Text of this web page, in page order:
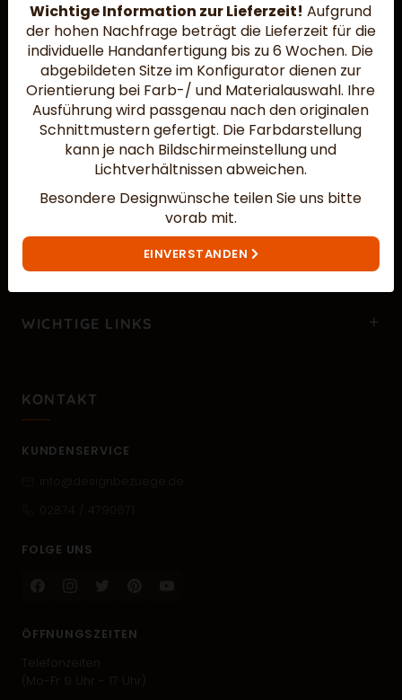
Wichtige Information zur Lieferzeit! Aufgrund
der hohen Nachfrage beträgt die Lieferzeit für die
individuelle Handanfertigung bis zu 6 Wochen. Die
abgebildeten Sitze im Konfigurator dienen zur
Orientierung bei Farb-/ und Materialauswahl. Ihre
Ausführung wird passgenau nach den originalen
Schnittmustern gefertigt. Die Farbdarstellung
kann je nach Bildschirmeinstellung und
Lichtverhältnissen abweichen.
Besondere Designwünsche teilen Sie uns bitte
vorab mit.
EINVERSTANDEN
Widerruf absenden
MEHR ÜBER UNS…
WICHTIGE LINKS
KONTAKT
KUNDENSERVICE
FOLGE UNS
ÖFFNUNGSZEITEN
Telefonzeiten
(Mo-Fr 9 Uhr - 17 Uhr)